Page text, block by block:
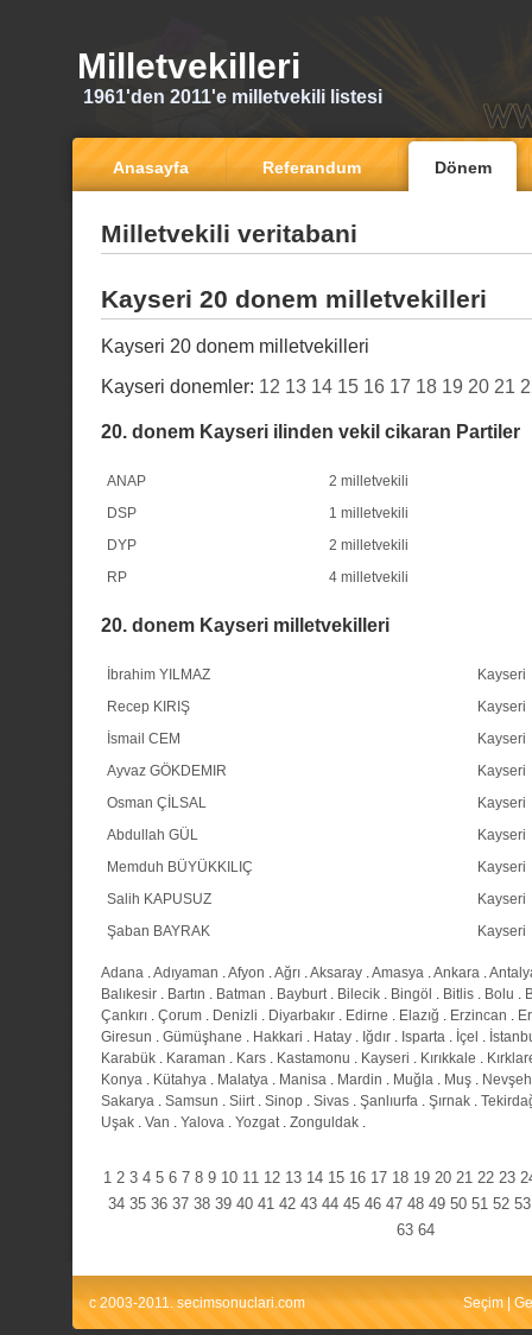
Milletvekilleri
1961'den 2011'e milletvekili listesi
Anasayfa Referandum Dönem
Milletvekili veritabani
Kayseri 20 donem milletvekilleri
Kayseri 20 donem milletvekilleri
Kayseri donemler: 12 13 14 15 16 17 18 19 20 21
20. donem Kayseri ilinden vekil cikaran Partiler
ANAP
2 milletvekili
DSP
1 milletvekili
DYP
2 milletvekili
RP
4 milletvekili
20. donem Kayseri milletvekilleri
İbrahim YILMAZ
Kayseri
Recep KIRIŞ
Kayseri
İsmail CEM
Kayseri
Ayvaz GÖKDEMIR
Kayseri
Osman ÇİLSAL
Kayseri
Abdullah GÜL
Kayseri
Memduh BÜYÜKKILIÇ
Kayseri
Salih KAPUSUZ
Kayseri
Şaban BAYRAK
Kayseri
Adana .Adıyaman .Afyon .Ağrı .Aksaray .Amasya .Ankara .
Balıkesir . Bartın . Batman . Bayburt. Bilecik . Bingöl . Bitlis . Bolu .
Çankırı . Çorum . Denizli . Diyarbakır . Edirne . Elazığ . Erzincan .
Giresun . Gümüşhane . Hakkari . Hatay . Iğdır . Isparta . İçel .
Karabük . Karaman . Kars . Kastamonu . Kayseri . Kırıkkale .
Konya . Kütahya . Malatya . Manisa . Mardin . Muğla . Muş .
Sakarya . Samsun . Siirt. Sinop . Sivas . Şanlıurfa . Şırnak .
Uşak . Van . Yalova . Yozgat. Zonguldak .
1 2 3 4 5 6 7 8 9 10 11 12 13 14 15 16 17 18 19 20 21 22 23
34 35 36 37 38 39 40 41 42 43 44 45 46 47 48 49 50 51 52 53
63 64
c 2003-2011. secimsonuclari.com Seçim |